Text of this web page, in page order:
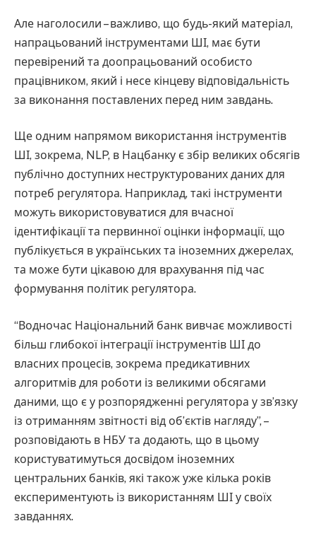
Але наголосили – важливо, що будь-який матеріал,
напрацьований інструментами ШІ, має бути
перевірений та доопрацьований особисто
працівником, який і несе кінцеву відповідальність
за виконання поставлених перед ним завдань.
Ще одним напрямом використання інструментів
ШІ, зокрема, NLP, в Нацбанку є збір великих обсягів
публічно доступних неструктурованих даних для
потреб регулятора. Наприклад, такі інструменти
можуть використовуватися для вчасної
ідентифікації та первинної оцінки інформації, що
публікується в українських та іноземних джерелах,
та може бути цікавою для врахування під час
формування політик регулятора.
“Водночас Національний банк вивчає можливості
більш глибокої інтеграції інструментів ШІ до
власних процесів, зокрема предикативних
алгоритмів для роботи із великими обсягами
даними, що є у розпорядженні регулятора у зв’язку
із отриманням звітності від об’єктів нагляду”, –
розповідають в НБУ та додають, що в цьому
користуватимуться досвідом іноземних
центральних банків, які також уже кілька років
експериментують із використанням ШІ у своїх
завданнях.